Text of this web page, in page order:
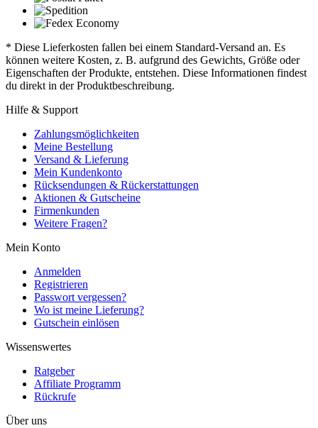
* Diese Lieferkosten fallen bei einem Standard-Versand an. Es
können weitere Kosten, z. B. aufgrund des Gewichts, Größe oder
Eigenschaften der Produkte, entstehen. Diese Informationen findest
du direkt in der Produktbeschreibung.
Hilfe & Support
Zahlungsmöglichkeiten
Meine Bestellung
Versand & Lieferung
Mein Kundenkonto
Rücksendungen & Rückerstattungen
Aktionen & Gutscheine
Firmenkunden
Weitere Fragen?
Mein Konto
Anmelden
Registrieren
Passwort vergessen?
Wo ist meine Lieferung?
Gutschein einlösen
Wissenswertes
Ratgeber
Affiliate Programm
Rückrufe
Über uns